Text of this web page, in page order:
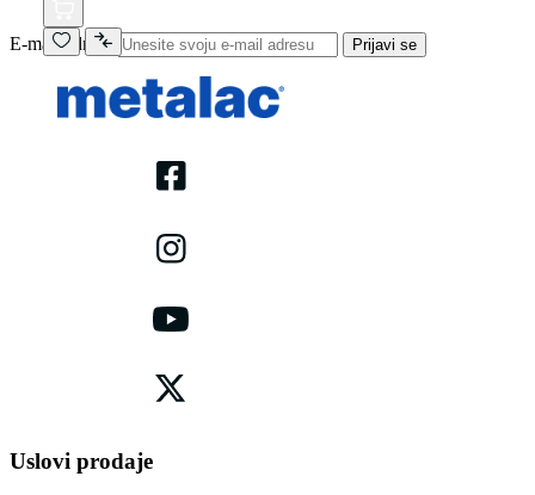
E-mail adresa Prijavi se
Uslovi prodaje